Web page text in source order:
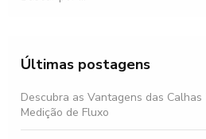
Últimas postagens
Descubra as Vantagens das
Medição de Fluxo